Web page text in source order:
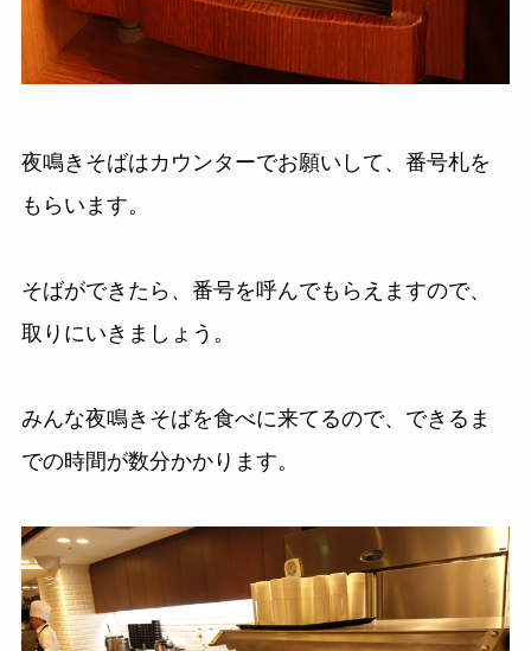
夜鳴きそばはカウンターでお願いして、番号札を
もらいます。
そばができたら、番号を呼んでもらえますので、
取りにいきましょう。
みんな夜鳴きそばを食べに来てるので、できるま
での時間が数分かかります。